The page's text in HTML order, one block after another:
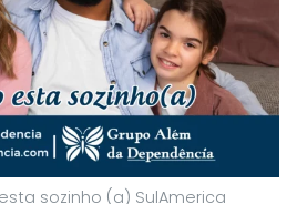
sozinho (a) SulAmerica